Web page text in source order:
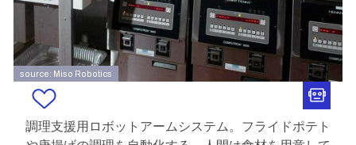
source: Miso Robotics
調理支援用ロボットアームシステム。フライドポテト